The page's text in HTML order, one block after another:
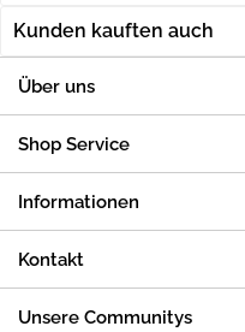
Kunden kauften auch
Über uns
Shop Service
Informationen
Kontakt
Unsere Communitys